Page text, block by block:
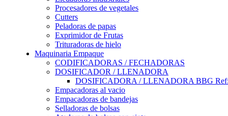
Procesadores de vegetales
Cutters
Peladoras de papas
Exprimidor de Frutas
Trituradoras de hielo
Maquinaria Empaque
CODIFICADORAS / FECHADORAS
DOSIFICADOR / LLENADORA
DOSIFICADORA / LLENADORA BBG
Empacadoras al vacio
Empacadoras de bandejas
Selladoras de bolsas